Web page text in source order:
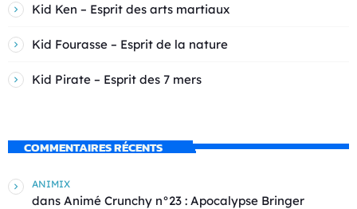
Kid Ken – Esprit des arts martiaux
Kid Fourasse – Esprit de la nature
Kid Pirate – Esprit des 7 mers
COMMENTAIRES RÉCENTS
ANIMIX
dans Animé Crunchy n°23 : Apocalypse Bringer